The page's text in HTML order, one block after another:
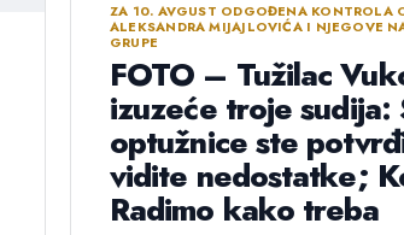
ZA 10. AVGUST ODGOĐENA KONTROLA
ALEKSANDRA MIJAJLOVIĆA I NJEGOVE
GRUPE
FOTO – Tužilac
izuzeće troje sudija:
optužnice ste
vidite nedostatke;
Radimo kako treba